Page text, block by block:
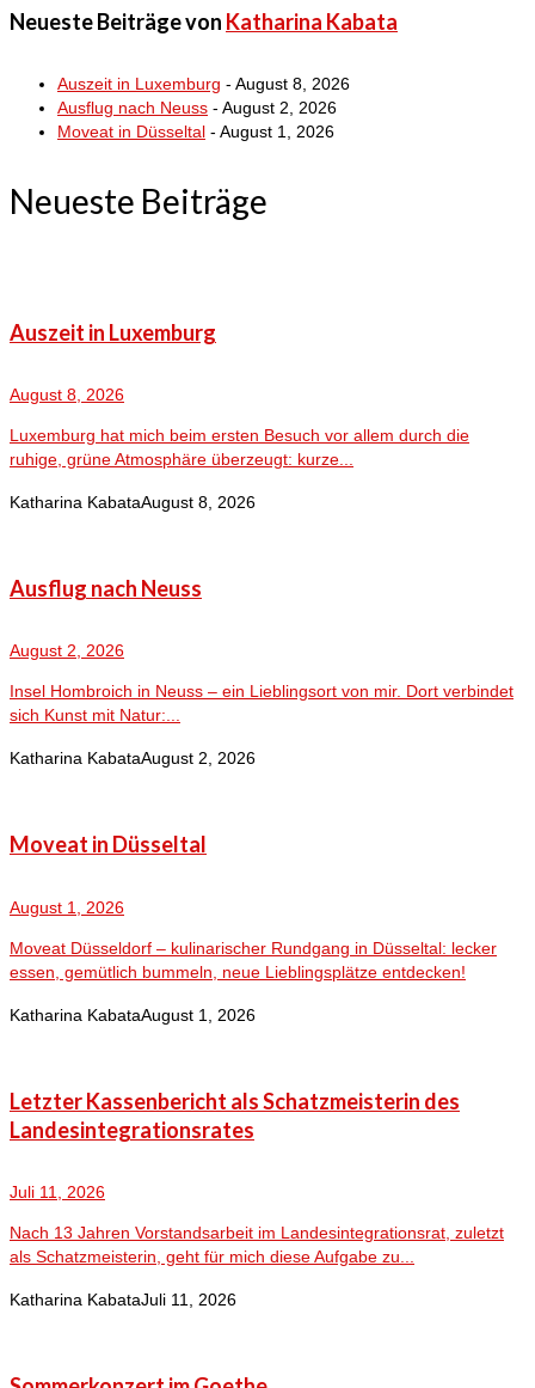
Neueste Beiträge von Katharina Kabata
Auszeit in Luxemburg - August 8, 2026
Ausflug nach Neuss - August 2, 2026
Moveat in Düsseltal - August 1, 2026
Neueste Beiträge
Auszeit in Luxemburg
August 8, 2026
Luxemburg hat mich beim ersten Besuch vor allem durch die
ruhige, grüne Atmosphäre überzeugt: kurze...
Katharina KabataAugust 8, 2026
Ausflug nach Neuss
August 2, 2026
Insel Hombroich in Neuss – ein Lieblingsort von mir. Dort verbindet
sich Kunst mit Natur:...
Katharina KabataAugust 2, 2026
Moveat in Düsseltal
August 1, 2026
Moveat Düsseldorf – kulinarischer Rundgang in Düsseltal: lecker
essen, gemütlich bummeln, neue Lieblingsplätze entdecken!
Katharina KabataAugust 1, 2026
Letzter Kassenbericht als Schatzmeisterin des
Landesintegrationsrates
Juli 11, 2026
Nach 13 Jahren Vorstandsarbeit im Landesintegrationsrat, zuletzt
als Schatzmeisterin, geht für mich diese Aufgabe zu...
Katharina KabataJuli 11, 2026